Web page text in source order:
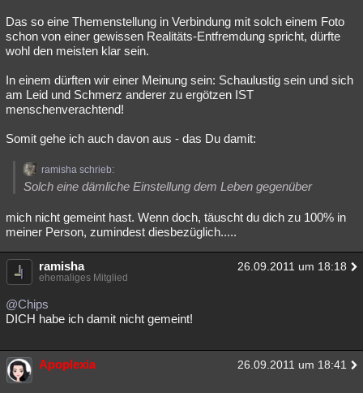
Das so eine Themenstellung in Verbindung mit solch einem Foto
schon von einer gewissen Realitäts-Entfremdung spricht, dürfte
wohl den meisten klar sein.
In einem dürften wir einer Meinung sein: Schaulustig sein und sich
am Leid und Schmerz anderer zu ergötzen IST
menschenverachtend!
Somit gehe ich auch davon aus - das Du damit:
ramisha schrieb:
Solch eine dämliche Einstellung dem Leben gegenüber
mich nicht gemeint hast. Wenn doch, täuscht du dich zu 100% in
meiner Person, zumindest diesbezüglich.....
ramisha 26.09.2011 um 18:18
ehemaliges Mitglied
@Chips
DICH habe ich damit nicht gemeint!
Apoplexia 26.09.2011 um 18:41